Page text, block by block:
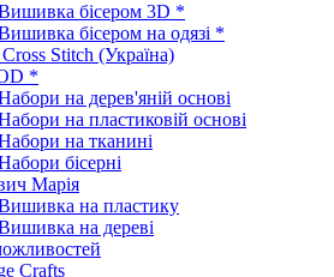
бісером 3D *
бісером на одязі *
Stitch (Україна)
*
на дерев'яній основі
на пластиковій основі
на тканині
бісерні
Марія
на пластику
на дереві
Crafts